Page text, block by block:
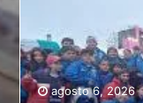
agosto 6, 2026